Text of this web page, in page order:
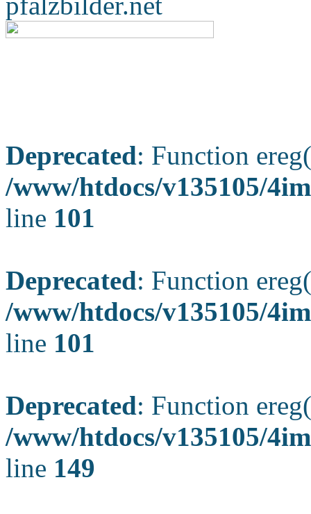
Deprecated: Function
/www/htdocs/v135105/
line 101
Deprecated: Function
/www/htdocs/v135105/
line 101
Deprecated: Function
/www/htdocs/v135105/
line 149